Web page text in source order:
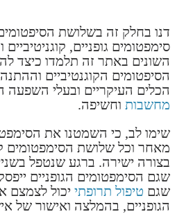
דנו בחלק זה בשלושת
סימפטומים גופניים,
השונים באתר זה תלמדו כיצד
הסיפטומים הקוגנטיביים
הכלים העיקריים ובעלי השפעה
מחשבות וחשיפה.
שימו לב, כי השמטנו את
מאחר וכל שלושת הסימפטומים
בצורה ישירה. ברגע שנטפל
שגם הסימפטומים הגופניים
שגם טיפול תרופתי יכול לצמצם
הגופניים, בהמלצה ואישור של